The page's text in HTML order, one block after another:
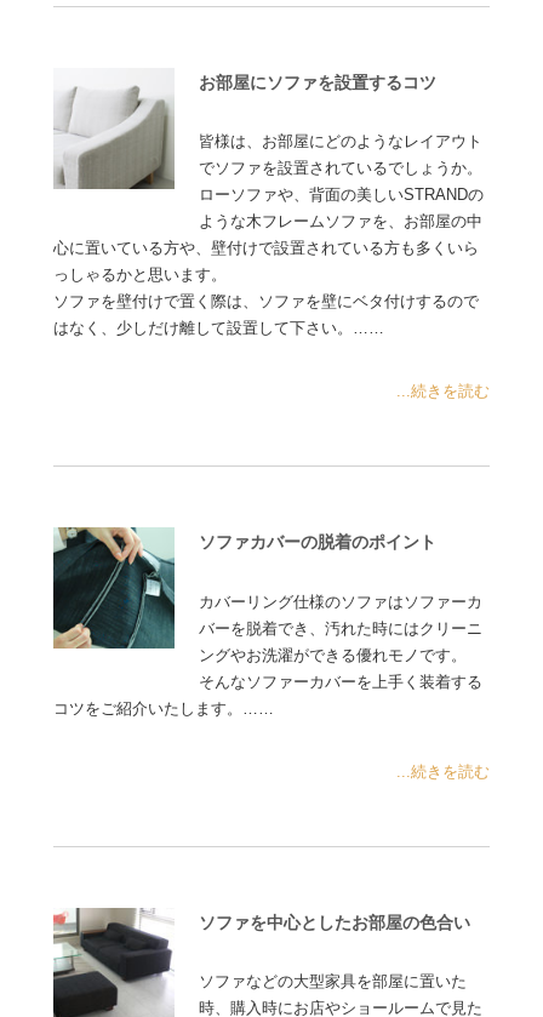
お部屋にソファを設置するコツ
皆様は、お部屋にどのようなレイアウト
でソファを設置されているでしょうか。
ローソファや、背面の美しいSTRANDの
ような木フレームソファを、お部屋の中
心に置いている方や、壁付けで設置されている方も多くいら
っしゃるかと思います。
ソファを壁付けで置く際は、ソファを壁にベタ付けするので
はなく、少しだけ離して設置して下さい。……
...続きを読む
ソファカバーの脱着のポイント
カバーリング仕様のソファはソファーカ
バーを脱着でき、汚れた時にはクリーニ
ングやお洗濯ができる優れモノです。
そんなソファーカバーを上手く装着する
コツをご紹介いたします。……
...続きを読む
ソファを中心としたお部屋の色合い
ソファなどの大型家具を部屋に置いた
時、購入時にお店やショールームで見た